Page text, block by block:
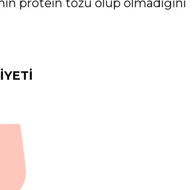
protein tozu olup olmadığını